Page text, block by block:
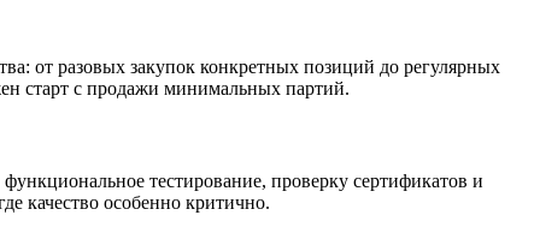
от разовых закупок конкретных позиций до регулярных
старт с продажи минимальных партий.
тестирование, проверку сертификатов и
качество особенно критично.